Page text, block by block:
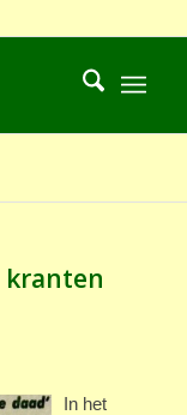
kranten
In het